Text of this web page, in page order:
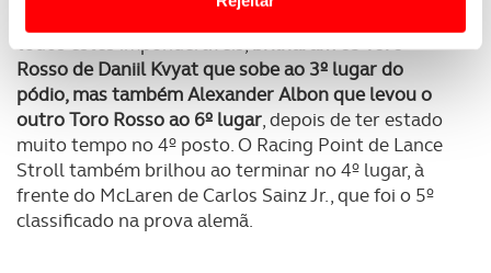
personalizar conteúdos e anúncios, para lhe proporcionar
funcionalidades de redes sociais, bem como para
analisar dados de navegação no nosso website.
Adicionalmente partilhamos informação, relativa à sua
utilização do nosso site de publicidade e de análise, com
parceiros e organizações na UE e em países terceiros.
todos estes imponderáveis,brilharam os Toro
Rosso de Daniil Kvyat que sobe ao 3º lugar do
pódio, mas também Alexander Albon que levou o
outro Toro Rosso ao 6º lugar, depois de ter estado
muito tempo no 4º posto. O Racing Point de Lance
Stroll também brilhou ao terminar no 4º lugar, à
frente do McLaren de Carlos Sainz Jr., que foi o 5º
classificado na prova alemã.